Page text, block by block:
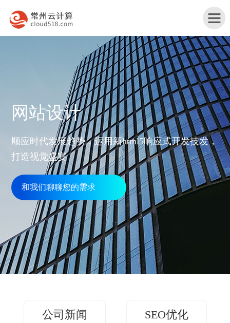
页
品
服
行
解
方
案
网
改
版
务
案
关
于
联
网站设计
顺应时代发展趋势，运用新html5响应式开发技发，
打造视觉盛宴
和我们聊聊您的需求
公司新闻 SEO优化